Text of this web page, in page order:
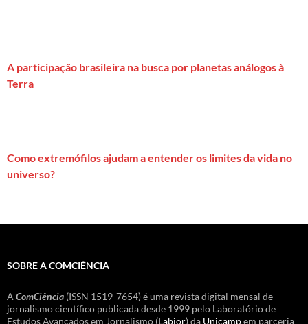
A participação brasileira na busca por planetas análogos à
Terra
Como extremófilos ajudam a entender os limites da vida no
universo?
SOBRE A COMCIÊNCIA
A ComCiência (ISSN 1519-7654) é uma revista digital mensal de
jornalismo científico publicada desde 1999 pelo Laboratório de
Estudos Avançados em Jornalismo (Labjor) da Unicampem parceria